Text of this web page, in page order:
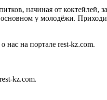
начиная от коктейлей,
у молодёжи.
нас на портале rest-kz.com.
kz.com.